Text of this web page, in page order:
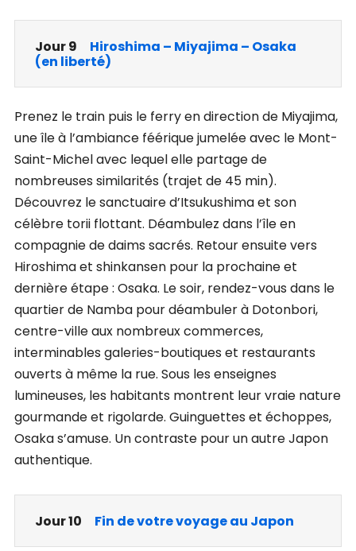
Jour 9
Hiroshima – Miyajima – Osaka
(en liberté)
Prenez le train puis le ferry en direction de Miyajima,
une île à l’ambiance féérique jumelée avec le Mont-
Saint-Michel avec lequel elle partage de
nombreuses similarités (trajet de 45 min).
Découvrez le sanctuaire d’Itsukushima et son
célèbre torii flottant. Déambulez dans l’île en
compagnie de daims sacrés. Retour ensuite vers
Hiroshima et shinkansen pour la prochaine et
dernière étape : Osaka. Le soir, rendez-vous dans le
quartier de Namba pour déambuler à Dotonbori,
centre-ville aux nombreux commerces,
interminables galeries-boutiques et restaurants
ouverts à même la rue. Sous les enseignes
lumineuses, les habitants montrent leur vraie nature
gourmande et rigolarde. Guinguettes et échoppes,
Osaka s’amuse. Un contraste pour un autre Japon
authentique.
Jour 10 Fin de votre voyage au Japon